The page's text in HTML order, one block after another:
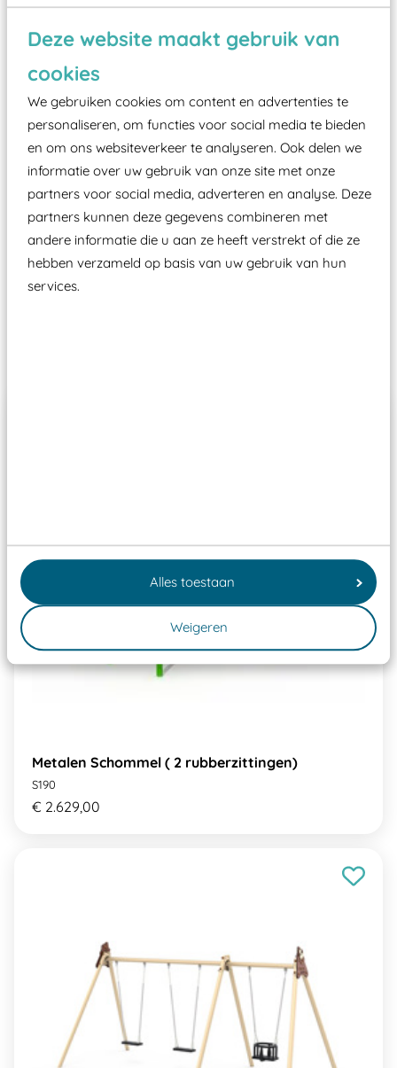
Deze website maakt gebruik van
cookies
We gebruiken cookies om content en advertenties te
personaliseren, om functies voor social media te bieden
en om ons websiteverkeer te analyseren. Ook delen we
informatie over uw gebruik van onze site met onze
partners voor social media, adverteren en analyse. Deze
partners kunnen deze gegevens combineren met
andere informatie die u aan ze heeft verstrekt of die ze
hebben verzameld op basis van uw gebruik van hun
services.
Alles toestaan
Weigeren
Wist je dat:
Vanaf een valhoogte van 1,5 meter een speciale
valondergrond onder speeltoestellen verplicht is
zoals kunstgras, rubber tegels of boomschors?
Elk speeltoestel in de openbare ruimte voorzien
moet zijn van een typekeuring, -plaatje en
certificering, uitgegeven door een Nederlands
aangewezen keuringsinstantie?
Wij ook speeltoestellen kunnen laten keuren zodat
ze toch binnen het Warenwetbesluit Attractie- en
Speeltoestellen vallen?
Metalen Schommel ( 2 rubberzittingen)
S190
€ 2.629,00